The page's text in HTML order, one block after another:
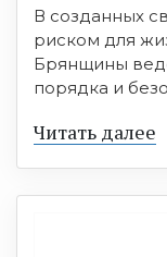
В созданных
риском для
Брянщины
порядка и
Читать далее